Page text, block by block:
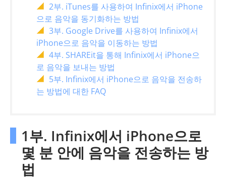
2부. iTunes를 사용하여 Infinix에서 iPhone
으로 음악을 동기화하는 방법
3부. Google Drive를 사용하여 Infinix에서
iPhone으로 음악을 이동하는 방법
4부. SHAREit을 통해 Infinix에서 iPhone으
로 음악을 보내는 방법
5부. Infinix에서 iPhone으로 음악을 전송하
는 방법에 대한 FAQ
1부. Infinix에서 iPhone으로
몇 분 안에 음악을 전송하는 방
법